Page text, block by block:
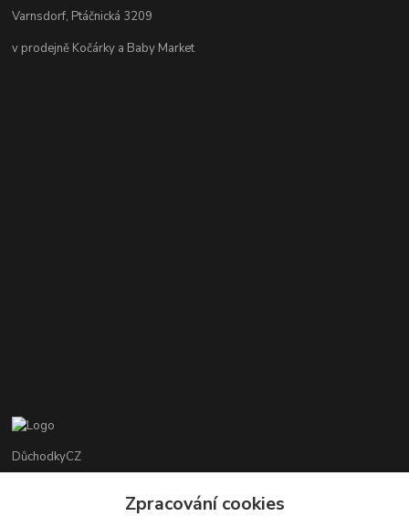
Varnsdorf, Ptáčnická 3209
v prodejně Kočárky a Baby Market
DůchodkyCZ
Zpracování cookies